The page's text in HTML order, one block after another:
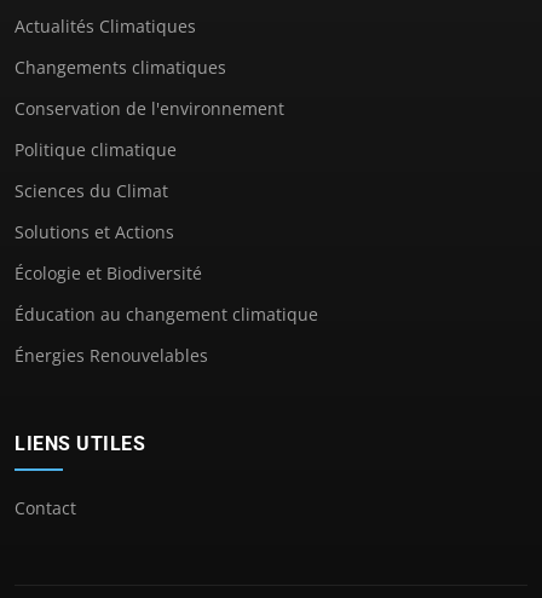
Actualités Climatiques
Changements climatiques
Conservation de l'environnement
Politique climatique
Sciences du Climat
Solutions et Actions
Écologie et Biodiversité
Éducation au changement climatique
Énergies Renouvelables
LIENS UTILES
Contact